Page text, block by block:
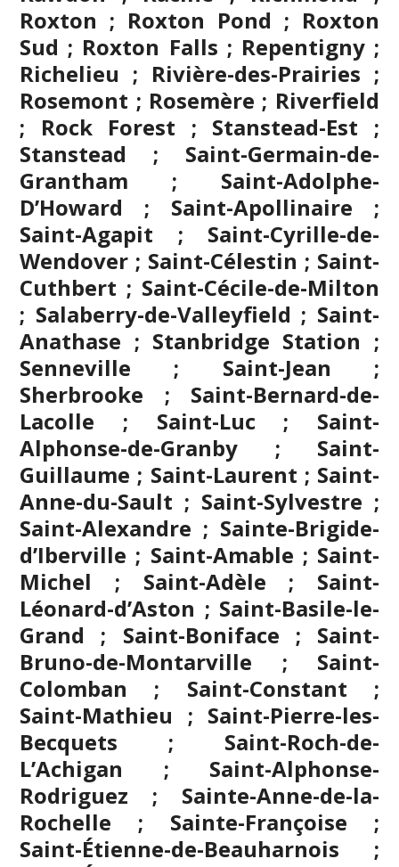
Roxton ; Roxton Pond ; Roxton
Sud ; Roxton Falls ; Repentigny ;
Richelieu ; Rivière-des-Prairies ;
Rosemont ; Rosemère ; Riverfield
; Rock Forest ; Stanstead-Est ;
Stanstead ; Saint-Germain-de-
Grantham ; Saint-Adolphe-
D’Howard ; Saint-Apollinaire ;
Saint-Agapit ; Saint-Cyrille-de-
Wendover ; Saint-Célestin ; Saint-
Cuthbert ; Saint-Cécile-de-Milton
; Salaberry-de-Valleyfield ; Saint-
Anathase ; Stanbridge Station ;
Senneville ; Saint-Jean ;
Sherbrooke ; Saint-Bernard-de-
Lacolle ; Saint-Luc ; Saint-
Alphonse-de-Granby ; Saint-
Guillaume ; Saint-Laurent ; Saint-
Anne-du-Sault ; Saint-Sylvestre ;
Saint-Alexandre ; Sainte-Brigide-
d’Iberville ; Saint-Amable ; Saint-
Michel ; Saint-Adèle ; Saint-
Léonard-d’Aston ; Saint-Basile-le-
Grand ; Saint-Boniface ; Saint-
Bruno-de-Montarville ; Saint-
Colomban ; Saint-Constant ;
Saint-Mathieu ; Saint-Pierre-les-
Becquets ; Saint-Roch-de-
L’Achigan ; Saint-Alphonse-
Rodriguez ; Sainte-Anne-de-la-
Rochelle ; Sainte-Françoise ;
Saint-Étienne-de-Beauharnois ;